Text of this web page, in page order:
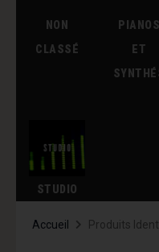
NON
CLASSÉ
PIANOS
ET
STUDIO
Accueil Produits